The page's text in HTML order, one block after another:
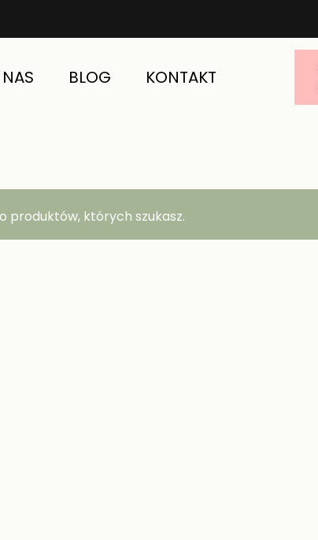
BLOG KONTAKT
produktów, których szukasz.